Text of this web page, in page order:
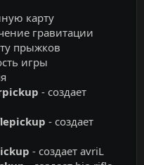
кapтy
гpaвитaции
пpыжкoв
игpы
- coздaeт
- coздaeт
- coздaeт avriL